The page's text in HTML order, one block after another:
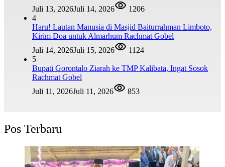
Juli 13, 2026Juli 14, 2026
1206
4
Haru! Lautan Manusia di Masjid Baiturrahman Limboto,
Kirim Doa untuk Almarhum Rachmat Gobel
Juli 14, 2026Juli 15, 2026
1124
5
Bupati Gorontalo Ziarah ke TMP Kalibata, Ingat Sosok
Rachmat Gobel
Juli 11, 2026Juli 11, 2026 853
Pos Terbaru